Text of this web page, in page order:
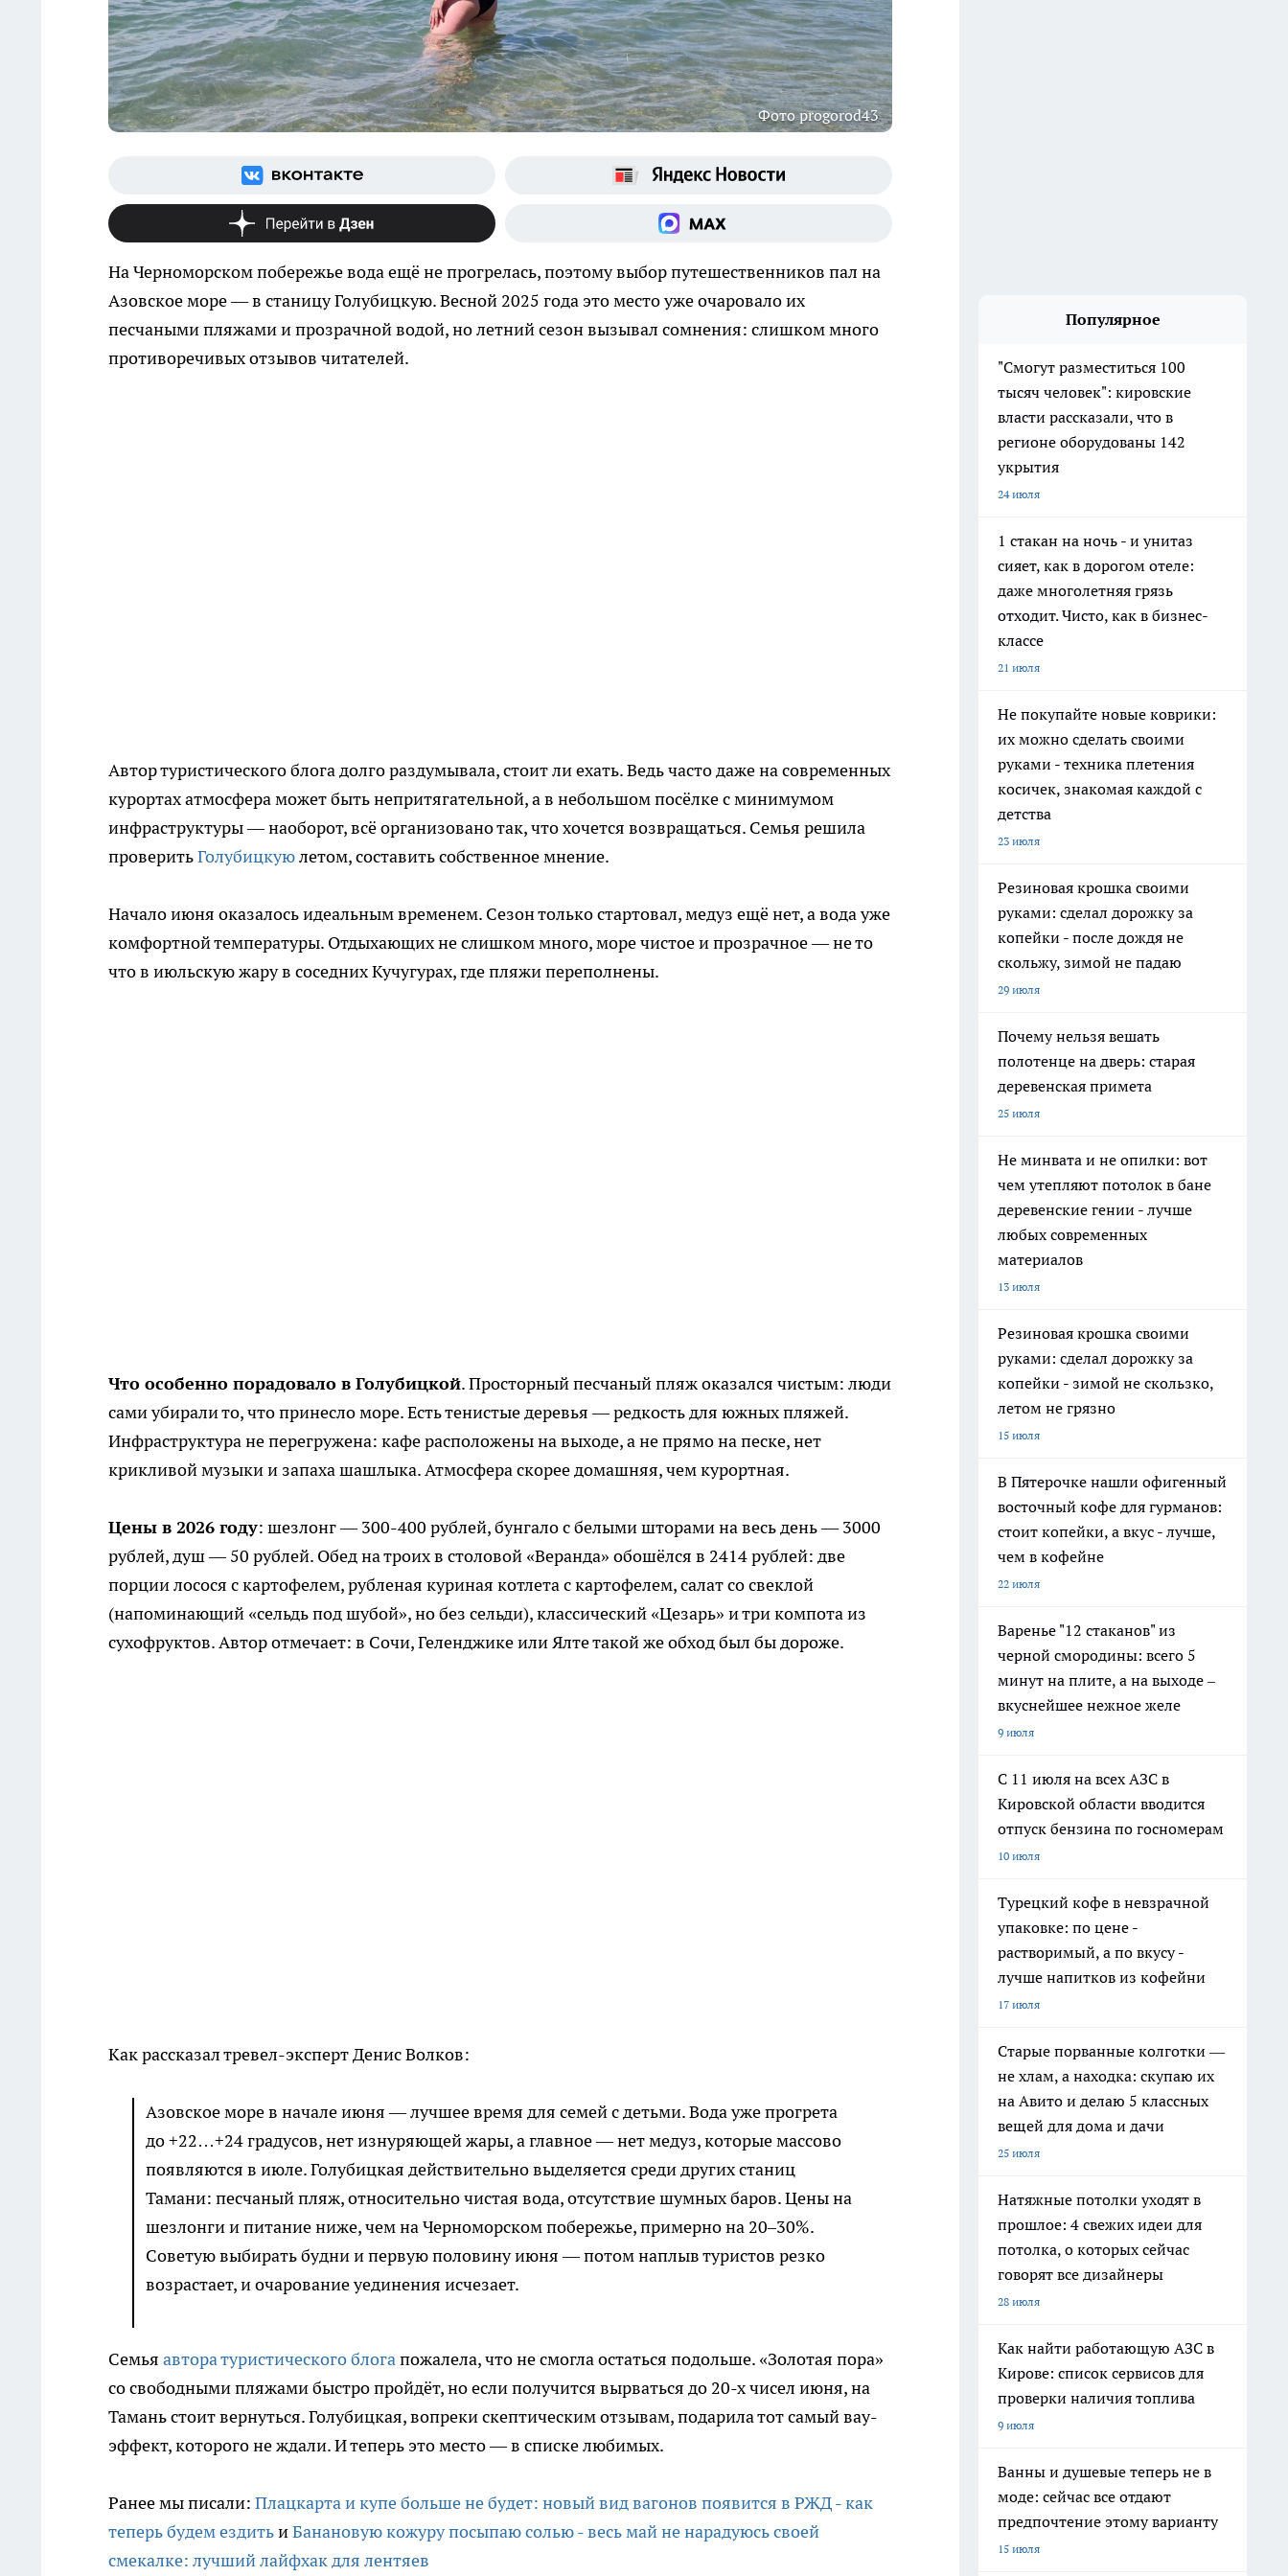
Фото progorod43
На Черноморском побережье вода ещё не прогрелась, поэтому выбор путешественников пал на
Азовское море — в станицу Голубицкую. Весной 2025 года это место уже очаровало их
песчаными пляжами и прозрачной водой, но летний сезон вызывал сомнения: слишком много
противоречивых отзывов читателей.
Автор туристического блога долго раздумывала, стоит ли ехать. Ведь часто даже на современных
курортах атмосфера может быть непритягательной, а в небольшом посёлке с минимумом
инфраструктуры — наоборот, всё организовано так, что хочется возвращаться. Семья решила
проверитьГолубицкуюлетом, составить собственное мнение.
Начало июня оказалось идеальным временем. Сезон только стартовал, медуз ещё нет, а вода уже
комфортной температуры. Отдыхающих не слишком много, море чистое и прозрачное — не то
что в июльскую жару в соседних Кучугурах, где пляжи переполнены.
Что особенно порадовало в Голубицкой. Просторный песчаный пляж оказался чистым: люди
сами убирали то, что принесло море. Есть тенистые деревья — редкость для южных пляжей.
Инфраструктура не перегружена: кафе расположены на выходе, а не прямо на песке, нет
крикливой музыки и запаха шашлыка. Атмосфера скорее домашняя, чем курортная.
Цены в 2026 году: шезлонг — 300-400 рублей, бунгало с белыми шторами на весь день — 3000
рублей, душ — 50 рублей. Обед на троих в столовой «Веранда» обошёлся в 2414 рублей: две
порции лосося с картофелем, рубленая куриная котлета с картофелем, салат со свеклой
(напоминающий «сельдь под шубой», но без сельди), классический «Цезарь» и три компота из
сухофруктов. Автор отмечает: в Сочи, Геленджике или Ялте такой же обход был бы дороже.
Как рассказал тревел-эксперт Денис Волков:
Азовское море в начале июня — лучшее время для семей с детьми. Вода уже прогрета
до +22…+24 градусов, нет изнуряющей жары, а главное — нет медуз, которые массово
появляются в июле. Голубицкая действительно выделяется среди других станиц
Тамани: песчаный пляж, относительно чистая вода, отсутствие шумных баров. Цены на
шезлонги и питание ниже, чем на Черноморском побережье, примерно на 20–30%.
Советую выбирать будни и первую половину июня — потом наплыв туристов резко
возрастает, и очарование уединения исчезает.
Семья автора туристического блогапожалела, что не смогла остаться подольше. «Золотая пора»
со свободными пляжами быстро пройдёт, но если получится вырваться до 20-х чисел июня, на
Тамань стоит вернуться. Голубицкая, вопреки скептическим отзывам, подарила тот самый вау-
эффект, которого не ждали. И теперь это место — в списке любимых.
Ранее мы писали: Плацкарта и купе больше не будет: новый вид вагонов появится в РЖД - как
теперь будем ездитьиБанановую кожуру посыпаю солью - весь май не нарадуюсь своей
смекалке: лучший лайфхак для лентяев
Популярное
"Смогут разместиться 100
тысяч человек": кировские
власти рассказали, что в
регионе оборудованы 142
укрытия
24 июля
1 стакан на ночь - и унитаз
сияет, как в дорогом отеле:
даже многолетняя грязь
отходит. Чисто, как в бизнес-
классе
21 июля
Не покупайте новые коврики:
их можно сделать своими
руками - техника плетения
косичек, знакомая каждой с
детства
23 июля
Резиновая крошка своими
руками: сделал дорожку за
копейки - после дождя не
скольжу, зимой не падаю
29 июля
Почему нельзя вешать
полотенце на дверь: старая
деревенская примета
25 июля
Не минвата и не опилки: вот
чем утепляют потолок в бане
деревенские гении - лучше
любых современных
материалов
13 июля
Резиновая крошка своими
руками: сделал дорожку за
копейки - зимой не скользко,
летом не грязно
15 июля
В Пятерочке нашли офигенный
восточный кофе для гурманов:
стоит копейки, а вкус - лучше,
чем в кофейне
22 июля
Варенье "12 стаканов" из
черной смородины: всего 5
минут на плите, а на выходе –
вкуснейшее нежное желе
9 июля
С 11 июля на всех АЗС в
Кировской области вводится
отпуск бензина по госномерам
10 июля
Турецкий кофе в невзрачной
упаковке: по цене -
растворимый, а по вкусу -
лучше напитков из кофейни
17 июля
Старые порванные колготки —
не хлам, а находка: скупаю их
на Авито и делаю 5 классных
вещей для дома и дачи
25 июля
Натяжные потолки уходят в
прошлое: 4 свежих идеи для
потолка, о которых сейчас
говорят все дизайнеры
28 июля
Как найти работающую АЗС в
Кирове: список сервисов для
проверки наличия топлива
9 июля
Ванны и душевые теперь не в
моде: сейчас все отдают
предпочтение этому варианту
15 июля